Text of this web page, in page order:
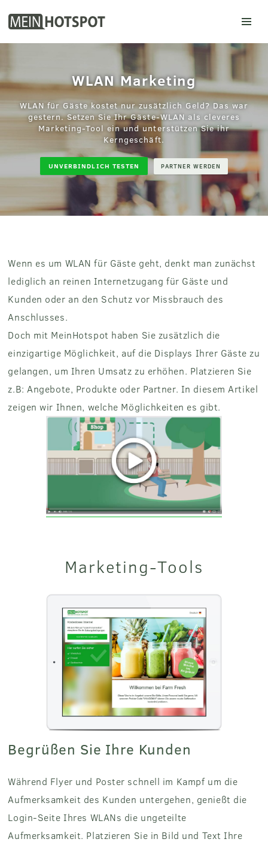
WLAN Marketing
WLAN für Gäste kostet nur zusätzlich Geld? Das war
gestern. Setzen Sie Ihr Gäste-WLAN als cleveres
Marketing-Tool ein und unterstützen Sie ihr
Kerngeschäft.
UNVERBINDLICH TESTEN PARTNER WERDEN
Wenn es um WLAN für Gäste geht, denkt man zunächst
lediglich an reinen Internetzugang für Gäste und
Kunden oder an den Schutz vor Missbrauch des
Anschlusses.
Doch mit MeinHotspot haben Sie zusätzlich die
einzigartige Möglichkeit, auf die Displays Ihrer Gäste zu
gelangen, um Ihren Umsatz zu erhöhen. Platzieren Sie
z.B: Angebote, Produkte oder Partner. In diesem Artikel
zeigen wir Ihnen, welche Möglichkeiten es gibt.
Marketing-Tools
Begrüßen Sie Ihre Kunden
Während Flyer und Poster schnell im Kampf um die
Aufmerksamkeit des Kunden untergehen, genießt die
Login-Seite Ihres WLANs die ungeteilte
Aufmerksamkeit. Platzieren Sie in Bild und Text Ihre